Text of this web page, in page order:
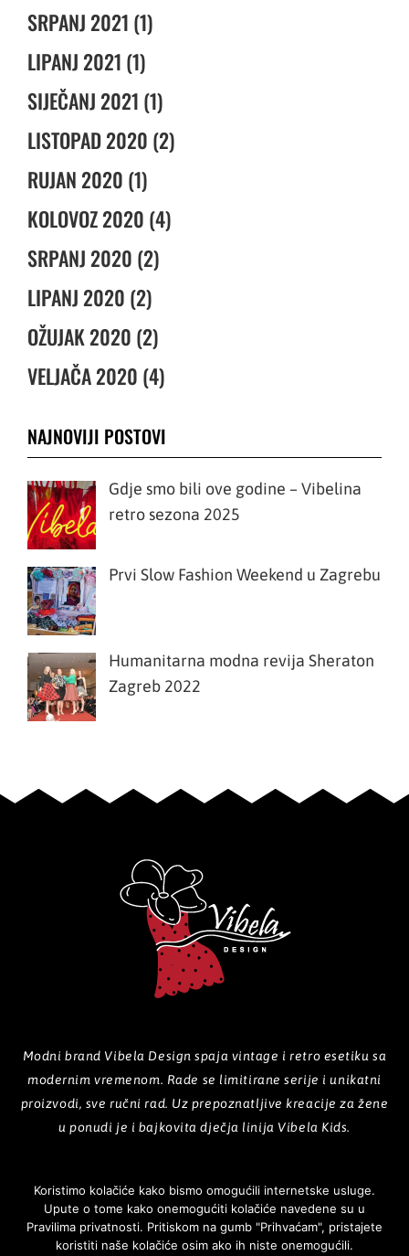
SRPANJ 2021 (1)
LIPANJ 2021 (1)
SIJEČANJ 2021 (1)
LISTOPAD 2020 (2)
RUJAN 2020 (1)
KOLOVOZ 2020 (4)
SRPANJ 2020 (2)
LIPANJ 2020 (2)
OŽUJAK 2020 (2)
VELJAČA 2020 (4)
NAJNOVIJI POSTOVI
Gdje smo bili ove godine – Vibelina
retro sezona 2025
Prvi Slow Fashion Weekend u Zagrebu
Humanitarna modna revija Sheraton
Zagreb 2022
Modni brand Vibela Design spaja vintage i retro esetiku sa
modernim vremenom. Rade se limitirane serije i unikatni
proizvodi, sve ručni rad. Uz prepoznatljive kreacije za žene
u ponudi je i bajkovita dječja linija Vibela Kids.
POČETNA O NAMA PROIZVODI GALERIJA
KOLEKCIJE
NOVOSTI
KONTAKT
Koristimo kolačiće kako bismo omogućili internetske usluge.
Upute o tome kako onemogućiti kolačiće navedene su u
Pravilima privatnosti. Pritiskom na gumb "Prihvaćam", pristajete
koristiti naše kolačiće osim ako ih niste onemogućili.